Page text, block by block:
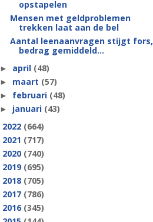
opstapelen
Mensen met geldproblemen
trekken laat aan de bel
Aantal leenaanvragen stijgt fors,
bedrag gemiddeld...
► april (48)
► maart (57)
► februari (48)
► januari (43)
2022 (664)
2021 (717)
2020 (740)
2019 (695)
2018 (705)
2017 (786)
2016 (345)